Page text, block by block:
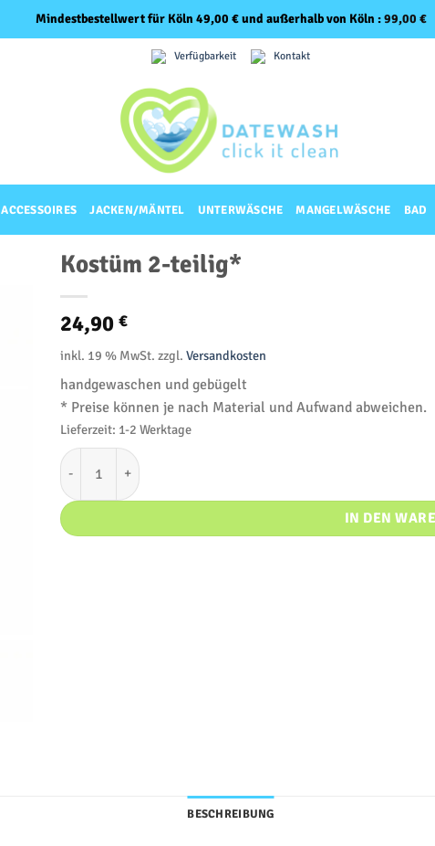
Mindestbestellwert für Köln 49,00 € und außerhalb von Köln :99,00 €
Verfügbarkeit Kontakt
ACCESSOIRES JACKEN/MÄNTEL UNTERWÄSCHE MANGELWÄSCHE BAD
Kostüm 2-teilig*
24,90€
inkl. 19 % MwSt. zzgl.Versandkosten
handgewaschen und gebügelt
* Preise können je nach Material und Aufwand abweichen.
Lieferzeit: 1-2 Werktage
Kostüm 2-teilig* Menge
IN DEN
BESCHREIBUNG